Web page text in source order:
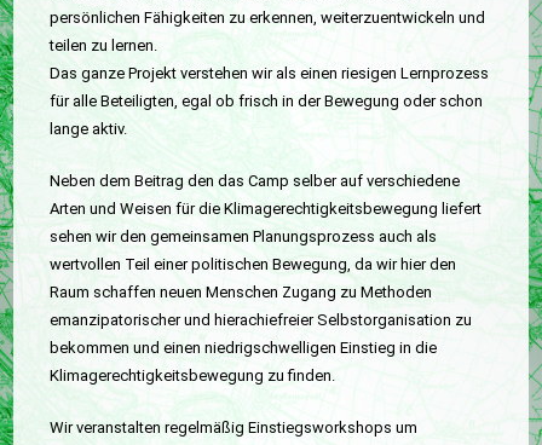
persönlichen Fähigkeiten zu erkennen, weiterzuentwickeln und
teilen zu lernen.
Das ganze Projekt verstehen wir als einen riesigen Lernprozess
für alle Beteiligten, egal ob frisch in der Bewegung oder schon
lange aktiv.
Neben dem Beitrag den das Camp selber auf verschiedene
Arten und Weisen für die Klimagerechtigkeitsbewegung liefert
sehen wir den gemeinsamen Planungsprozess auch als
wertvollen Teil einer politischen Bewegung, da wir hier den
Raum schaffen neuen Menschen Zugang zu Methoden
emanzipatorischer und hierachiefreier Selbstorganisation zu
bekommen und einen niedrigschwelligen Einstieg in die
Klimagerechtigkeitsbewegung zu finden.
Wir veranstalten regelmäßig Einstiegsworkshops um